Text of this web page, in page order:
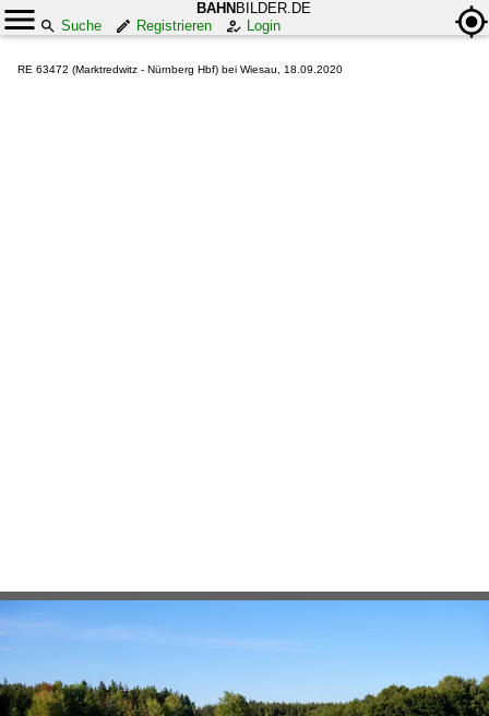
BAHN BILDER.DE
Suche
Registrieren Login
RE 63472 (Marktredwitz - Nürnberg Hbf) bei Wiesau, 18.09.2020